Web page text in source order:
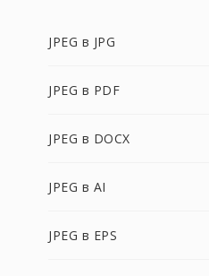
JPEG в JPG
JPEG в PDF
JPEG в DOCX
JPEG в AI
JPEG в EPS